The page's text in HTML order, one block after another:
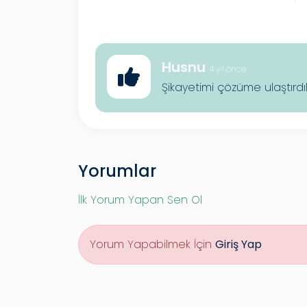
Husnu 4 yıl önce
Şikayetimi çözüme
Yorumlar
İlk Yorum Yapan Sen Ol
Yorum Yapabilmek İçin Giriş Yap